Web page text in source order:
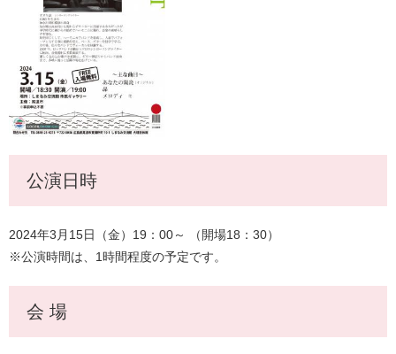
公演日時
2024年3 月15日（金）19：00～ （開場18：30）
※公演時間は、1時間程度の予定です。
会 場